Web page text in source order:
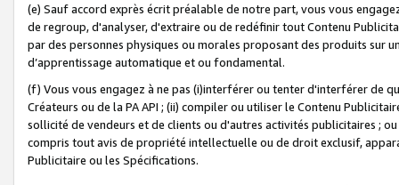
(e) Sauf accord exprès écrit préalable de notre part, vous vous
de regroup, d'analyser, d'extraire ou de redéfinir tout Contenu
par des personnes physiques ou morales proposant des produits sur
d’apprentissage automatique et ou fondamental.
(f) Vous vous engagez à ne pas (i)interférer ou tenter d'interférer de
Créateurs ou de la PA API ; (ii) compiler ou utiliser le Contenu
sollicité de vendeurs et de clients ou d'autres activités publicitaires ;
compris tout avis de propriété intellectuelle ou de droit exclusif,
Publicitaire ou les Spécifications.